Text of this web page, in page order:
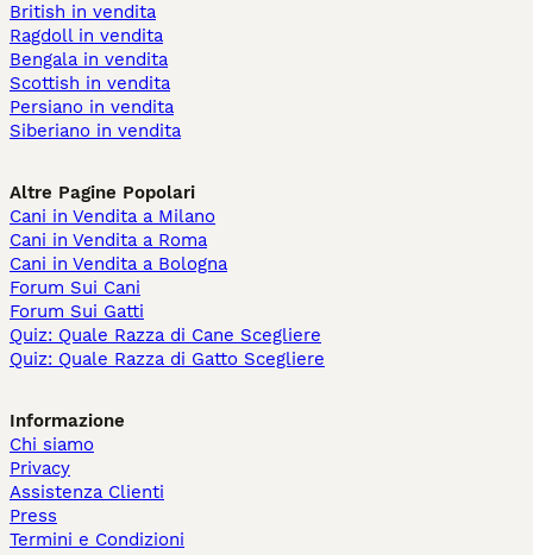
British in vendita
Ragdoll in vendita
Bengala in vendita
Scottish in vendita
Persiano in vendita
Siberiano in vendita
Altre Pagine Popolari
Cani in Vendita a Milano
Cani in Vendita a Roma
Cani in Vendita a Bologna
Forum Sui Cani
Forum Sui Gatti
Quiz: Quale Razza di Cane Scegliere
Quiz: Quale Razza di Gatto Scegliere
Informazione
Chi siamo
Privacy
Assistenza Clienti
Press
Termini e Condizioni